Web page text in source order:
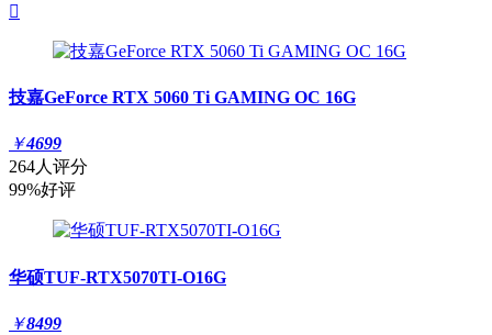

技嘉GeForce RTX 5060 Ti GAMING OC 16G
￥4699
264人评分
99%好评
华硕TUF-RTX5070TI-O16G
￥8499